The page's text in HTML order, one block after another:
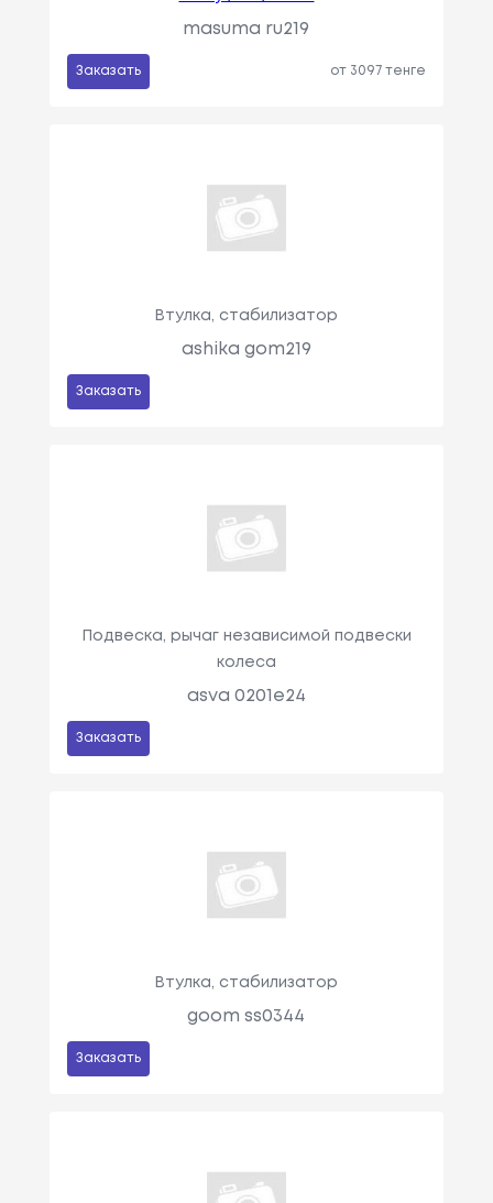
masuma ru219
Заказать от 3097 тенге
Втулка, стабилизатор
ashika gom219
Заказать
Подвеска, рычаг независимой подвески
колеса
asva 0201e24
Заказать
Втулка, стабилизатор
goom ss0344
Заказать